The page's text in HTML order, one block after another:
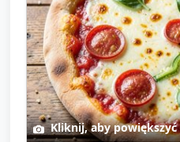
Kliknij, aby powiększyć